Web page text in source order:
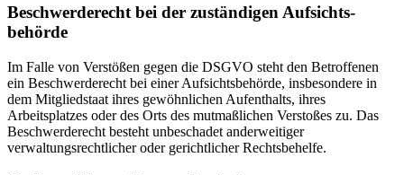
Beschwerde­recht bei der zuständigen Aufsichts­
behörde
Im Falle von Verstößen gegen die DSGVO steht den Betroffenen
ein Beschwerderecht bei einer Aufsichtsbehörde, insbesondere in
dem Mitgliedstaat ihres gewöhnlichen Aufenthalts, ihres
Arbeitsplatzes oder des Orts des mutmaßlichen Verstoßes zu. Das
Beschwerderecht besteht unbeschadet anderweitiger
verwaltungsrechtlicher oder gerichtlicher Rechtsbehelfe.